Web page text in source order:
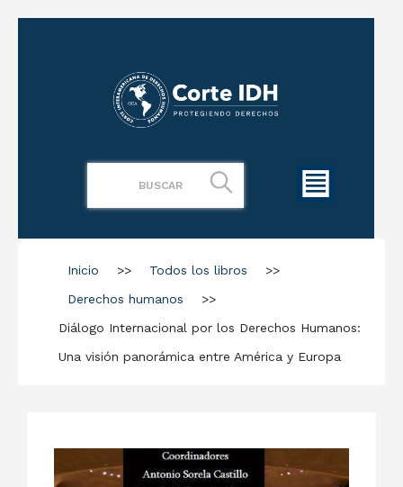
Inicio >> Todos los libros
>>
Derechos humanos
>>
Diálogo Internacional por los Derechos Humanos:
Una visión panorámica entre América y Europa